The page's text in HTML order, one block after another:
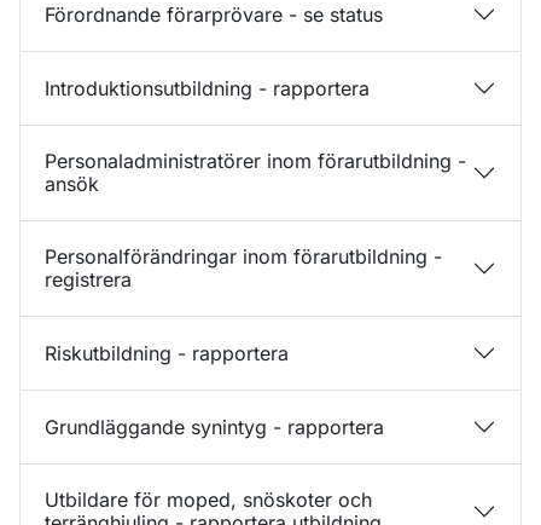
Förordnande förarprövare - se status
Introduktionsutbildning - rapportera
Personaladministratörer inom förarutbildning -
ansök
Personalförändringar inom förarutbildning -
registrera
Riskutbildning - rapportera
Grundläggande synintyg - rapportera
Utbildare för moped, snöskoter och